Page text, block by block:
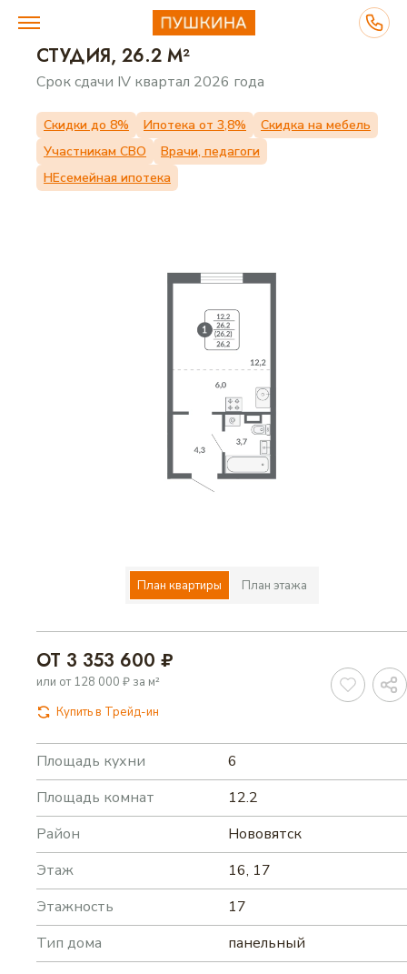
ВЫБЕРИТЕ ДОМ
ПЛАНИРОВКИ
ВЫБРАТЬ КВАРТИРУ
СТУДИЯ, 26.2 М²
Срок сдачи IV квартал 2026 года
Скидки до 8% Ипотека от 3,8%
Скидка на мебель
Участникам СВО
Врачи, педагоги
НЕсемейная ипотека
ОТ 3 353 600 ₽
или от 128 000 ₽ за м²
Купить в Трейд-ин
Площадь кухни
6
Площадь комнат
12.2
Район
Нововятск
Этаж
16, 17
Этажность
17
Тип дома
панельный
План квартиры План этажа